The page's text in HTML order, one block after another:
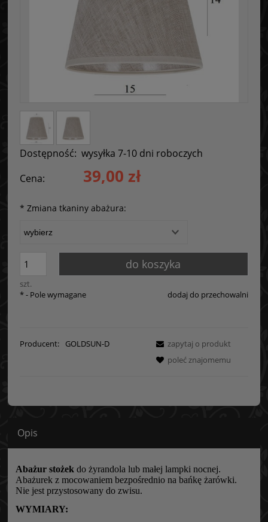
Dostępność: wysyłka 7-10 dni roboczych
Cena:
39,00 zł
* Zmiana tkaniny abażura:
szt.
do koszyka
dodaj do przechowalni
*- Pole wymagane
Producent: GOLDSUN-D
zapytaj o produkt
poleć znajomemu
Opis
Abażur stożek do żyrandola lub małej lampki nocnej.
Abażurek z mocowaniem bezpośrednio na bańkę żarówki.
Nie jest przystosowany do zwisu.
WYMIARY: